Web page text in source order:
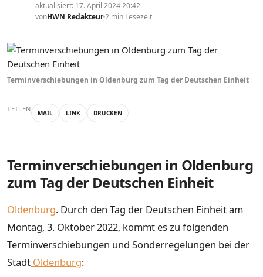
aktualisiert: 17. April 2024 20:42
vonHWN Redakteur2 min Lesezeit
Terminverschiebungen in Oldenburg zum Tag der Deutschen Einheit
TEILEN MAIL LINK DRUCKEN
Terminverschiebungen in Oldenburg
zum Tag der Deutschen Einheit
Oldenburg. Durch den Tag der Deutschen Einheit am
Montag, 3. Oktober 2022, kommt es zu folgenden
Terminverschiebungen und Sonderregelungen bei der
Stadt Oldenburg: